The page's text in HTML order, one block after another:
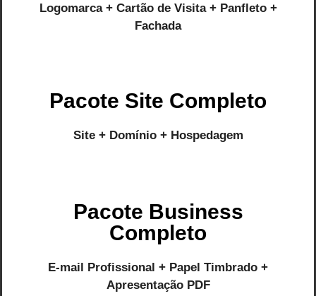
Logomarca + Cartão de Visita + Panfleto +
Fachada
Pacote Site Completo
Site + Domínio + Hospedagem
Pacote Business
Completo
E-mail Profissional + Papel Timbrado +
Apresentação PDF